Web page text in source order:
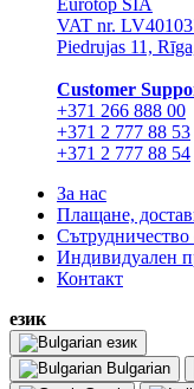
Eurotop SIA
VAT nr.
Piedrujas 11,
Сustomer
+371 266 888 00
+371 2 777 88 53
+371 2 777 88 54
За нас
Плащане,
Сътрудничество
Индивидуален
Контакт
език
език
Bulgarian